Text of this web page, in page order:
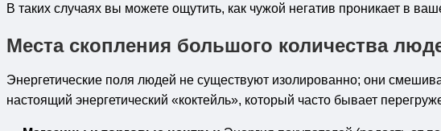
В таких случаях вы можете ощутить, как чужой негатив проникает в
Места скопления большого количества
Энергетические поля людей не существуют изолированно; они
настоящий энергетический «коктейль», который часто бывает